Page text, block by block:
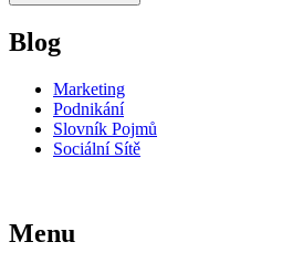
Blog
Marketing
Podnikání
Slovník Pojmů
Sociální Sítě
Menu